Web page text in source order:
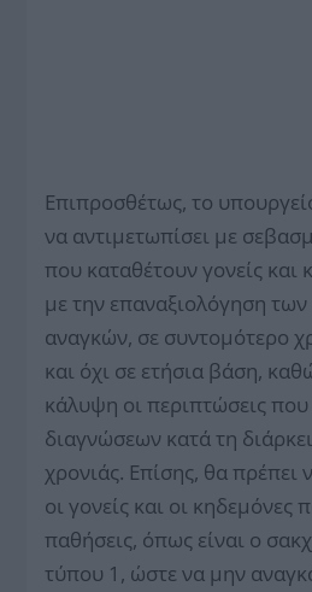
Επιπροσθέτως, το
να αντιμετωπίσει με
που καταθέτουν γονείς και
με την επαναξιολόγηση
αναγκών, σε συντομότερο
και όχι σε ετήσια βάση,
κάλυψη οι περιπτώσεις
διαγνώσεων κατά τη
χρονιάς. Επίσης, θα πρέπει
οι γονείς και οι κηδεμόνες
παθήσεις, όπως είναι ο
τύπου 1, ώστε να μην